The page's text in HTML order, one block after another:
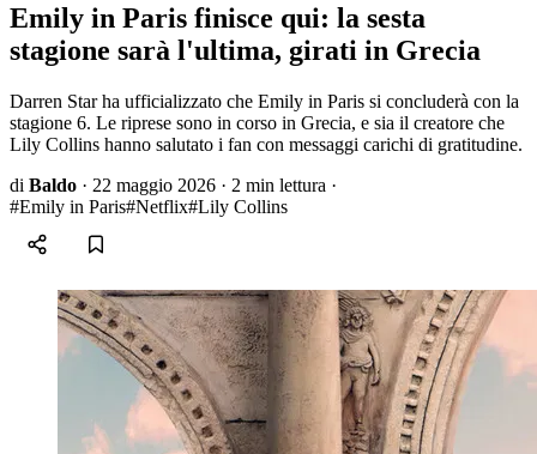
Emily in Paris finisce qui: la sesta
stagione sarà l'ultima, girati in Grecia
Darren Star ha ufficializzato che Emily in Paris si concluderà con la
stagione 6. Le riprese sono in corso in Grecia, e sia il creatore che
Lily Collins hanno salutato i fan con messaggi carichi di gratitudine.
di Baldo · 22 maggio 2026 · 2 min lettura ·
#Emily in Paris#Netflix#Lily Collins